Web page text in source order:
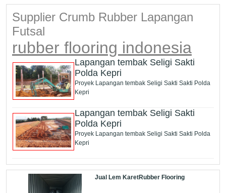
Supplier Crumb Rubber Lapangan
Futsal
rubber flooring indonesia
Lapangan tembak Seligi Sakti
Polda Kepri
Proyek Lapangan tembak Seligi Sakti Sakti Polda
Kepri
Lapangan tembak Seligi Sakti
Polda Kepri
Proyek Lapangan tembak Seligi Sakti Sakti Polda
Kepri
Jual Lem KaretRubber Flooring